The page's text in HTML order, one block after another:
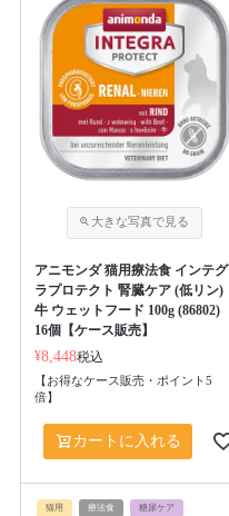
アニモンダ 猫用療法食 インテグ
ラプロテクト 腎臓ケア (低リン)
牛 ウェットフード 100g (86802)
16個【ケース販売】
¥8,448税込
【お得なケース販売・ポイント5
倍】
カートに入れる
猫用 療法食 糖尿ケア